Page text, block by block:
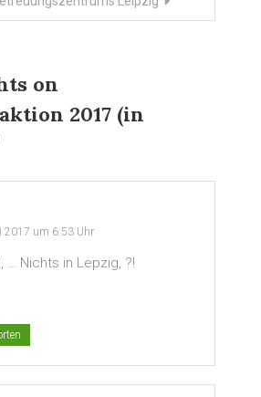
on
2017 (in
2017 um 6:53 Uhr
… Nichts in Lepzig, ?!